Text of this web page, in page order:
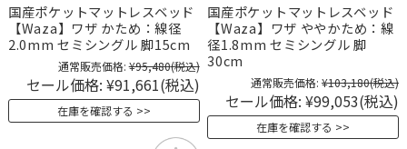
国産ポケットマットレスベッド
【Waza】ワザ かため：線径
2.0mm セミシングル 脚15cm
通常販売価格: ¥95,480(税込)
セール価格: ¥91,661(税込)
在庫を確認する
国産ポケットマットレスベッド
【Waza】ワザ ややかため：線
径1.8mm セミシングル 脚
30cm
通常販売価格: ¥103,180(税込)
セール価格: ¥99,053(税込)
在庫を確認する